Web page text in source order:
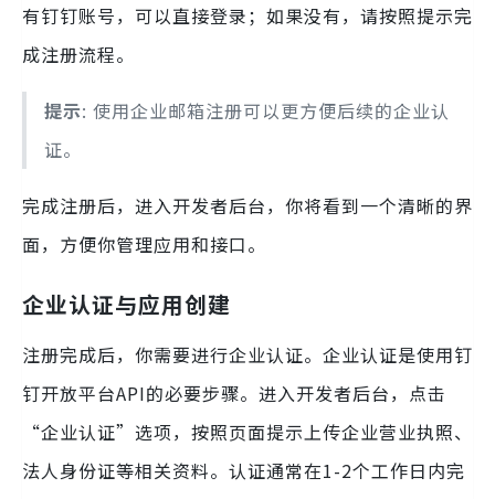
有钉钉账号，可以直接登录；如果没有，请按照提示完
成注册流程。
提示: 使用企业邮箱注册可以更方便后续的企业认
证。
完成注册后，进入开发者后台，你将看到一个清晰的界
面，方便你管理应用和接口。
企业认证与应用创建
注册完成后，你需要进行企业认证。企业认证是使用钉
钉开放平台API的必要步骤。进入开发者后台，点击
“企业认证”选项，按照页面提示上传企业营业执照、
法人身份证等相关资料。认证通常在1-2个工作日内完